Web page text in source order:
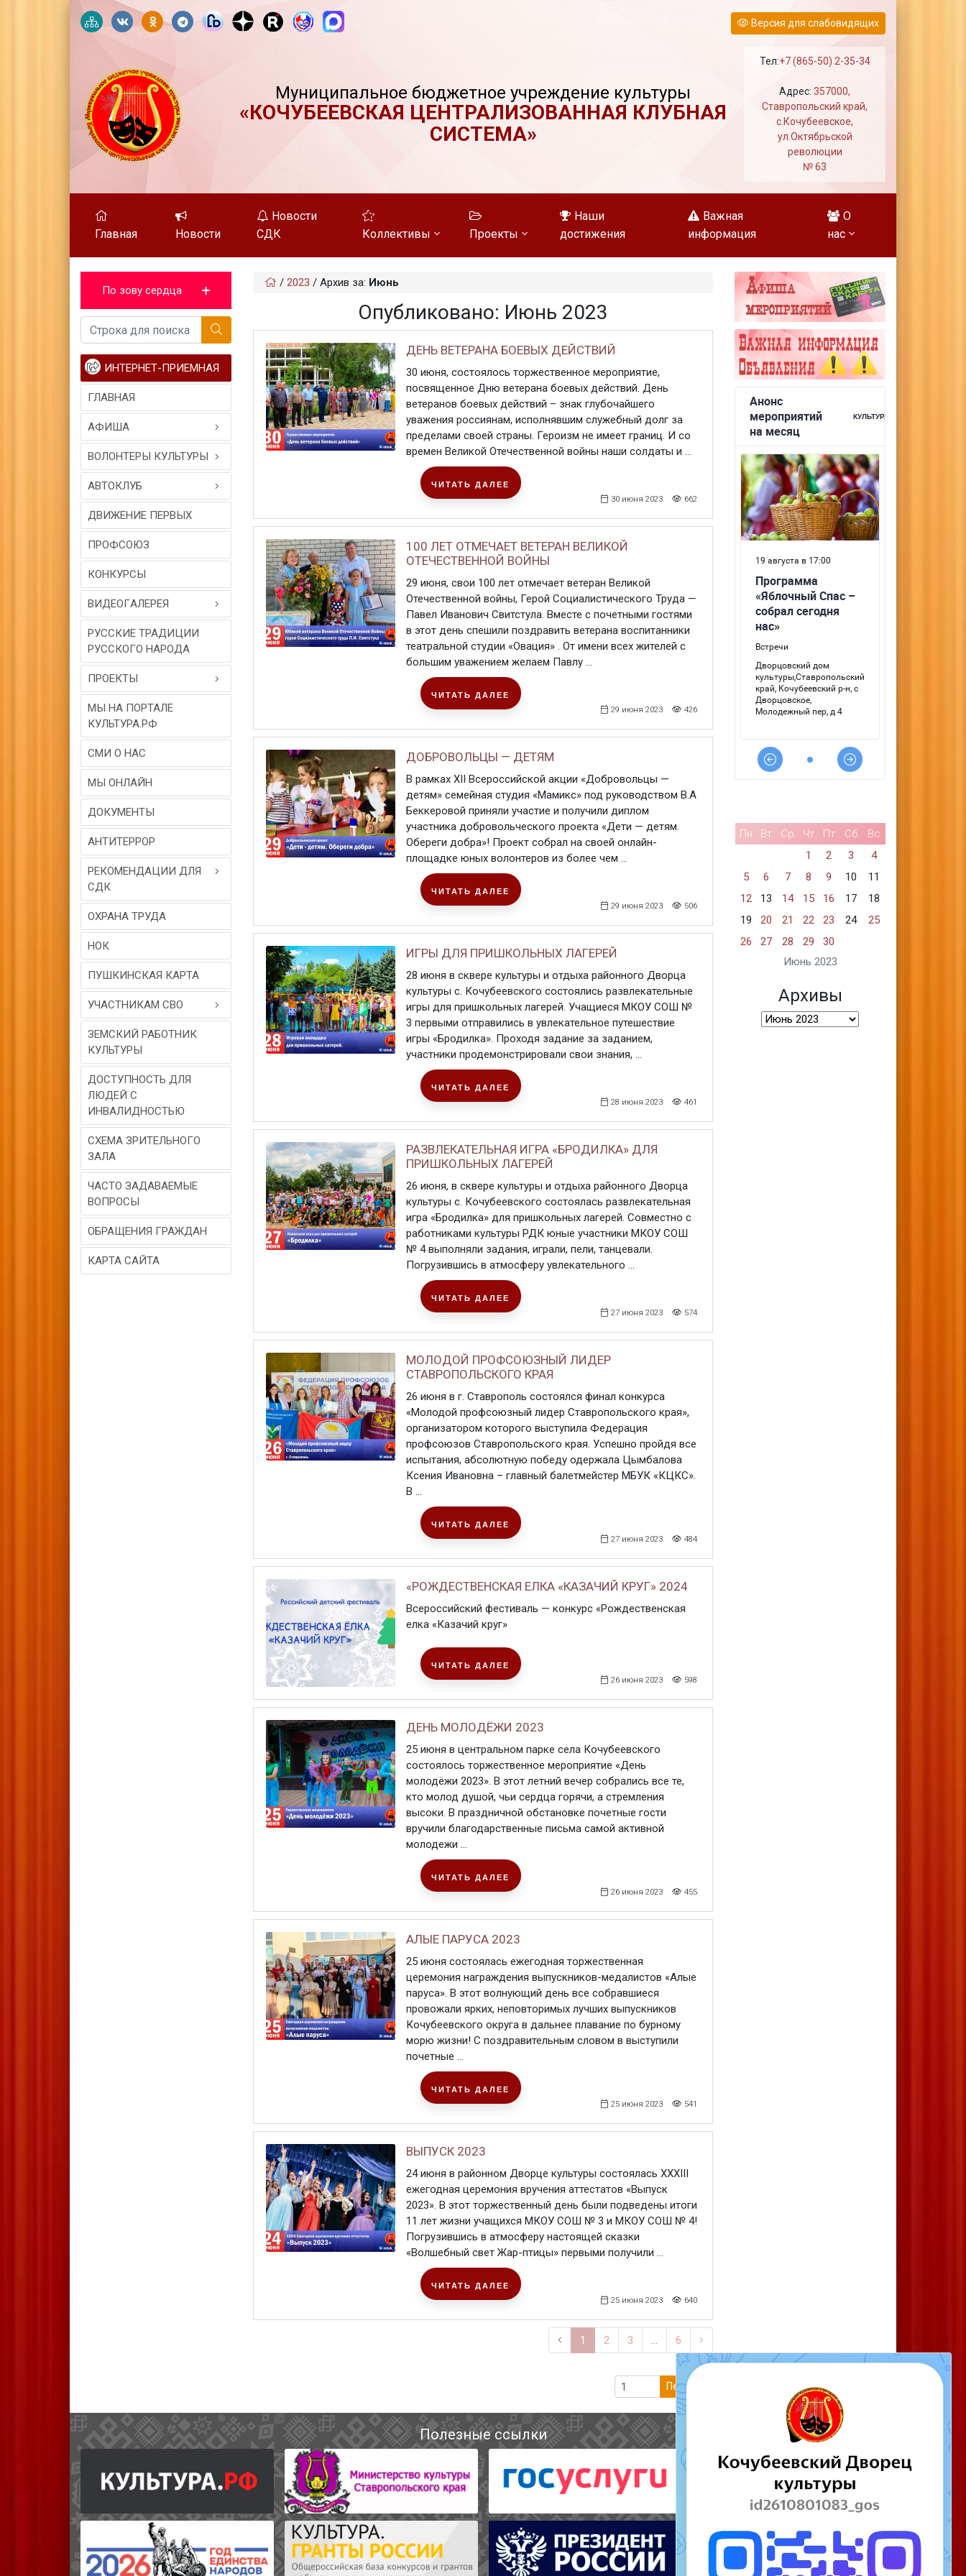
Версия для слабовидящих
Муниципальное бюджетное учреждение культуры
«КОЧУБЕЕВСКАЯ ЦЕНТРАЛИЗОВАННАЯ КЛУБНАЯ
СИСТЕМА»
Тел:+7 (865-50) 2-35-34
Адрес:357000,
Ставропольский край,
с.Кочубеевское,
ул.Октябрьской
революции
№ 63
Главная Новости
Новости
СДК
Коллективы Проекты
Наши
достижения
Важная
информация
О
нас
По зову сердца
ИНТЕРНЕТ-ПРИЕМНАЯ
ГЛАВНАЯ
АФИША
ВОЛОНТЕРЫ КУЛЬТУРЫ
АВТОКЛУБ
ДВИЖЕНИЕ ПЕРВЫХ
ПРОФСОЮЗ
КОНКУРСЫ
ВИДЕОГAЛЕРЕЯ
РУССКИЕ ТРАДИЦИИ
РУССКОГО НАРОДА
ПРОЕКТЫ
МЫ НА ПОРТАЛЕ
КУЛЬТУРА.РФ
СМИ О НАС
МЫ ОНЛАЙН
ДОКУМЕНТЫ
АНТИТЕРРОР
РЕКОМЕНДАЦИИ ДЛЯ
СДК
ОХРАНА ТРУДА
НОК
ПУШКИНСКАЯ КАРТА
УЧАСТНИКАМ СВО
ЗЕМСКИЙ РАБОТНИК
КУЛЬТУРЫ
ДОСТУПНОСТЬ ДЛЯ
ЛЮДЕЙ С
ИНВАЛИДНОСТЬЮ
СХЕМА ЗРИТЕЛЬНОГО
ЗАЛА
ЧАСТО ЗАДАВАЕМЫЕ
ВОПРОСЫ
ОБРАЩЕНИЯ ГРАЖДАН
КАРТА САЙТА
/ 2023 / Архив за: Июнь
Опубликовано: Июнь 2023
ДЕНЬ ВЕТЕРАНА БОЕВЫХ ДЕЙСТВИЙ
30 июня, состоялось торжественное мероприятие,
посвященное Дню ветерана боевых действий. День
ветеранов боевых действий – знак глубочайшего
уважения россиянам, исполнявшим служебный долг за
пределами своей страны. Героизм не имеет границ. И со
времен Великой Отечественной войны наши солдаты и ...
30 июня 2023 662
ЧИТАТЬ ДАЛЕЕ
100 ЛЕТ ОТМЕЧАЕТ ВЕТЕРАН ВЕЛИКОЙ
ОТЕЧЕСТВЕННОЙ ВОЙНЫ
29 июня, свои 100 лет отмечает ветеран Великой
Отечественной войны, Герой Социалистического Труда —
Павел Иванович Свитстула. Вместе с почетными гостями
в этот день спешили поздравить ветерана воспитанники
театральной студии «Овация» . От имени всех жителей с
большим уважением желаем Павлу ...
29 июня 2023 426
ЧИТАТЬ ДАЛЕЕ
ДОБРОВОЛЬЦЫ — ДЕТЯМ
В рамках ХII Всероссийской акции «Добровольцы —
детям» семейная студия «Мамикс» под руководством В.А
Беккеровой приняли участие и получили диплом
участника добровольческого проекта «Дети — детям.
Обереги добра»! Проект собрал на своей онлайн-
площадке юных волонтеров из более чем ...
29 июня 2023 506
ЧИТАТЬ ДАЛЕЕ
ИГРЫ ДЛЯ ПРИШКОЛЬНЫХ ЛАГЕРЕЙ
28 июня в сквере культуры и отдыха районного Дворца
культуры с. Кочубеевского состоялись развлекательные
игры для пришкольных лагерей. Учащиеся МКОУ СОШ №
3 первыми отправились в увлекательное путешествие
игры «Бродилка». Проходя задание за заданием,
участники продемонстрировали свои знания, ...
28 июня 2023 461
ЧИТАТЬ ДАЛЕЕ
РАЗВЛЕКАТЕЛЬНАЯ ИГРА «БРОДИЛКА» ДЛЯ
ПРИШКОЛЬНЫХ ЛАГЕРЕЙ
26 июня, в сквере культуры и отдыха районного Дворца
культуры с. Кочубеевского состоялась развлекательная
игра «Бродилка» для пришкольных лагерей. Совместно с
работниками культуры РДК юные участники МКОУ СОШ
№ 4 выполняли задания, играли, пели, танцевали.
Погрузившись в атмосферу увлекательного ...
27 июня 2023 574
ЧИТАТЬ ДАЛЕЕ
МОЛОДОЙ ПРОФСОЮЗНЫЙ ЛИДЕР
СТАВРОПОЛЬСКОГО КРАЯ
26 июня в г. Ставрополь состоялся финал конкурса
«Молодой профсоюзный лидер Ставропольского края»,
организатором которого выступила Федерация
профсоюзов Ставропольского края. Успешно пройдя все
испытания, абсолютную победу одержала Цымбалова
Ксения Ивановна – главный балетмейстер МБУК «КЦКС».
В ...
27 июня 2023 484
ЧИТАТЬ ДАЛЕЕ
«РОЖДЕСТВЕНСКАЯ ЕЛКА «КАЗАЧИЙ КРУГ» 2024
Всероссийский фестиваль — конкурс «Рождественская
елка «Казачий круг»
26 июня 2023 598
ЧИТАТЬ ДАЛЕЕ
ДЕНЬ МОЛОДЁЖИ 2023
25 июня в центральном парке села Кочубеевского
состоялось торжественное мероприятие «День
молодёжи 2023». В этот летний вечер собрались все те,
кто молод душой, чьи сердца горячи, а стремления
высоки. В праздничной обстановке почетные гости
вручили благодарственные письма самой активной
молодежи ...
26 июня 2023 455
ЧИТАТЬ ДАЛЕЕ
АЛЫЕ ПАРУСА 2023
25 июня состоялась ежегодная торжественная
церемония награждения выпускников-медалистов «Алые
паруса». В этот волнующий день все собравшиеся
провожали ярких, неповторимых лучших выпускников
Кочубеевского округа в дальнее плавание по бурному
морю жизни! С поздравительным словом в выступили
почетные ...
25 июня 2023 541
ЧИТАТЬ ДАЛЕЕ
ВЫПУСК 2023
24 июня в районном Дворце культуры состоялась XXXIII
ежегодная церемония вручения аттестатов «Выпуск
2023». В этот торжественный день были подведены итоги
11 лет жизни учащихся МКОУ СОШ № 3 и МКОУ СОШ № 4!
Погрузившись в атмосферу настоящей сказки
«Волшебный свет Жар-птицы» первыми получили ...
25 июня 2023 640
ЧИТАТЬ ДАЛЕЕ
1 2 3 … 6
Перейти
Июнь 2023
Пн Вт Ср Чт Пт Сб
Вс
1
2 3
4
5
6 7 8 9 10
11
12
13 14 15 16 17
18
19
20 21 22 23 24
25
26
27 28 29 30
Архивы
Архивы
Полезные ссылки